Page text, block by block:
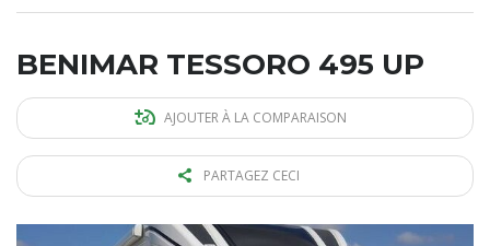
BENIMAR TESSORO 495 UP
AJOUTER À LA COMPARAISON
PARTAGEZ CECI